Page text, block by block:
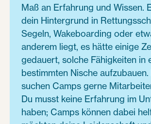
Maß an Erfahrung und Wissen.
dein Hintergrund in
Segeln, Wakeboarding oder
anderem liegt, es hätte einige
gedauert, solche Fähigkeiten in
bestimmten Nische aufzubauen.
suchen Camps gerne
Du musst keine Erfahrung im
haben; Camps können dabei